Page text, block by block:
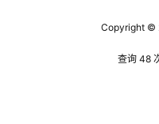
Copyright ©
查询 48